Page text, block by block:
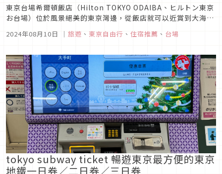
東京台場希爾頓飯店（Hilton TOKYO ODAIBA、ヒルトン東京
お台場）位於風景絕美的東京灣邊，從飯店就可以近賞到大海全
線台場站下車即可直達飯店。無論是從成田機場或羽田機場皆有
士尼...
2024年08月10日 ｜ 旅遊 、 東京自由行 、 住宿推薦 、 台場
tokyo subway ticket 暢遊東京最方便的東京
地鐵一日券／二日券／三日券